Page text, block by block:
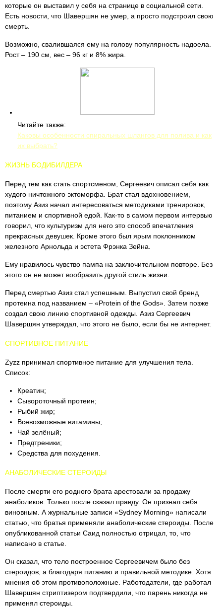
которые он выставил у себя на странице в социальной сети.
Есть новости, что Шавершян не умер, а просто подстроил свою
смерть.
Возможно, свалившаяся ему на голову популярность надоела.
Рост – 190 см, вес – 96 кг и 8% жира.
Читайте также:
Каковы особенности спиральных шлангов для полива и как
их выбрать?
ЖИЗНЬ БОДИБИЛДЕРА
Перед тем как стать спортсменом, Сергеевич описал себя как
худого ничтожного эктоморфа. Брат стал вдохновением,
поэтому Азиз начал интересоваться методиками тренировок,
питанием и спортивной едой. Как-то в самом первом интервью
говорил, что культуризм для него это способ впечатления
прекрасных девушек. Кроме этого был ярым поклонником
железного Арнольда и эстета Фрэнка Зейна.
Ему нравилось чувство пампа на заключительном повторе. Без
этого он не может вообразить другой стиль жизни.
Перед смертью Азиз стал успешным. Выпустил свой бренд
протеина под названием – «Protein of the Gods». Затем позже
создал свою линию спортивной одежды. Азиз Сергеевич
Шавершян утверждал, что этого не было, если бы не интернет.
СПОРТИВНОЕ ПИТАНИЕ
Zyzz принимал спортивное питание для улучшения тела.
Список:
Креатин;
Сывороточный протеин;
Рыбий жир;
Всевозможные витамины;
Чай зелёный;
Предтреники;
Средства для похудения.
АНАБОЛИЧЕСКИЕ СТЕРОИДЫ
После смерти его родного брата арестовали за продажу
анаболиков. Только после сказал правду. Он признал себя
виновным. А журнальные записи «Sydney Morning» написали
статью, что братья применяли анаболические стероиды. После
опубликованной статьи Саид полностью отрицал, то, что
написано в статье.
Он сказал, что тело построенное Сергеевичем было без
стероидов, а благодаря питанию и правильной методике. Хотя
мнения об этом противоположные. Работодатели, где работал
Шавершян стриптизером подтвердили, что парень никогда не
применял стероиды.